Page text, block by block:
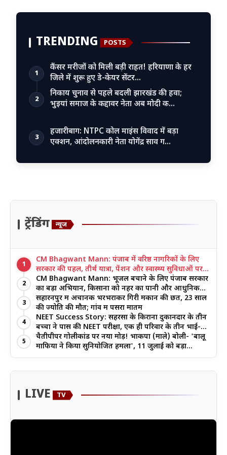
TRENDING POSTS
1
कैंसर मरीजों को मिली बड़ी राहत! हरियाणा के हर
जिले में शुरू हुए डे-केयर सेंटर…
2
निकाय चुनाव से पहले बदली झारखंड की हवा;
भुइयां समाज के कद्दावर नेता अब मोदी क…
3
हजारीबाग: NTPC कोल माइंस विवाद में बड़ा
एक्शन, आंदोलनकारी नेता योगेंद्र साव ग…
ट्रेंडिंग न्यूज
1
CM Bhagwant Mann: पंजाब में वरिष्ठ नागरिकों के लिए
सरकार की पहल, तीर्थ यात्रा, पेंशन और स्वास्थ्य सुविधाओं पर
जोर
2
CM Bhagwant Mann: भूजल बचाने के लिए पंजाब सरकार
का बड़ा अभियान, किसानों को नहर का पानी और आधुनिक
खेती का मिल रहा लाभ
3
सहारनपुर में अचानक भरभराकर गिरी मकान की छत, 23 साल
की ज्योति की मौत; गांव में पसरा मातम
4
NEET Success Story: सहरसा के किराना दुकानदार के तीन
बच्चों ने पास की NEET परीक्षा, एक ही परिवार के तीन भाई-
बहनों ने रचा इतिहास
5
चैतीपीपर गोलीकांड पर नया मोड़! भाकपा (माले) बोली- 'बालू
माफिया ने किया सुनियोजित हमला', 11 जुलाई को बड़ा
आंदोलन
LIVE TV